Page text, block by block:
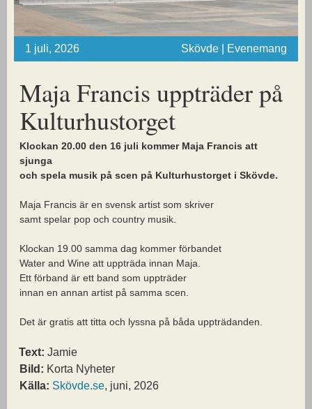
1 juli, 2026 Skövde | Evenemang
Maja Francis uppträder på
Kulturhustorget
Klockan 20.00 den 16 juli kommer Maja Francis att
sjunga
och spela musik på scen på Kulturhustorget i Skövde.
Maja Francis är en svensk artist som skriver
samt spelar pop och country musik.
Klockan 19.00 samma dag kommer förbandet
Water and Wine att uppträda innan Maja.
Ett förband är ett band som uppträder
innan en annan artist på samma scen.
Det är gratis att titta och lyssna på båda uppträdanden.
Text: Jamie
Bild: Korta Nyheter
Källa: Skövde.se, juni, 2026